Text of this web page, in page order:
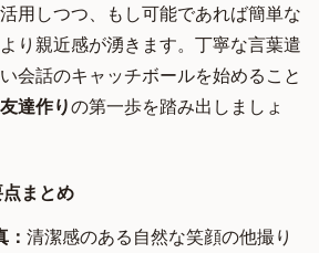
用しつつ、もし可能であれば簡単な
り親近感が湧きます。丁寧な言葉遣
会話のキャッチボールを始めること
友達作りの第一歩を踏み出しましょ
まとめ
清潔感のある自然な笑顔の他撮り